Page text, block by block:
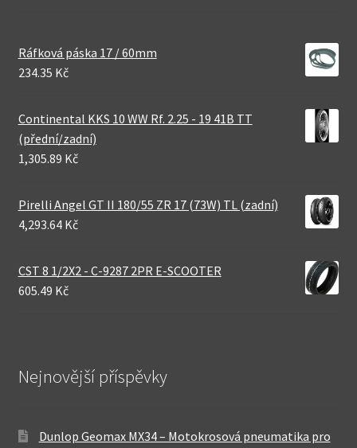
Ráfková páska 17 / 60mm
234.35 Kč
Continental KKS 10 WW Rf. 2.25 - 19 41B TT
(přední/zadní)
1,305.89 Kč
Pirelli Angel GT II 180/55 ZR 17 (73W) TL (zadní)
4,293.64 Kč
CST 8 1/2X2 - C-9287 2PR E-SCOOTER
605.49 Kč
Nejnovější příspěvky
Dunlop Geomax MX34 – Motokrosová pneumatika pro